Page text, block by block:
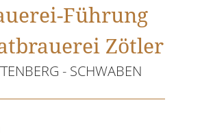
Führung
Zötler
- SCHWABEN